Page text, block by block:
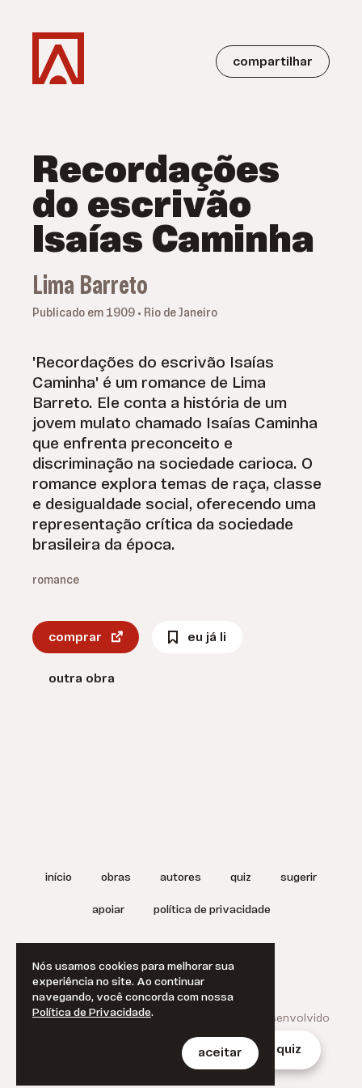
compartilhar
autores quiz
Recordações
do escrivão
Isaías Caminha
Lima Barreto
Publicado em 1909 • Rio de Janeiro
'Recordações do escrivão Isaías
Caminha' é um romance de Lima
Barreto. Ele conta a história de um
jovem mulato chamado Isaías Caminha
que enfrenta preconceito e
discriminação na sociedade carioca. O
romance explora temas de raça, classe
e desigualdade social, oferecendo uma
representação crítica da sociedade
brasileira da época.
romance
comprar eu já li
outra obra
início obras autores quiz sugerir
apoiar política de privacidade
© 2025 A Literatura Brasileira.
Projetado e desenvolvido
Nós usamos cookies para melhorar sua
experiência no site. Ao continuar
navegando, você concorda com nossa
Política de Privacidade.
aceitar